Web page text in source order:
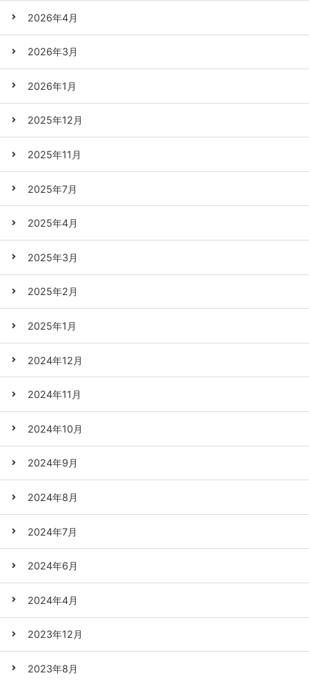
2026年4月
2026年3月
2026年1月
2025年12月
2025年11月
2025年7月
2025年4月
2025年3月
2025年2月
2025年1月
2024年12月
2024年11月
2024年10月
2024年9月
2024年8月
2024年7月
2024年6月
2024年4月
2023年12月
2023年8月